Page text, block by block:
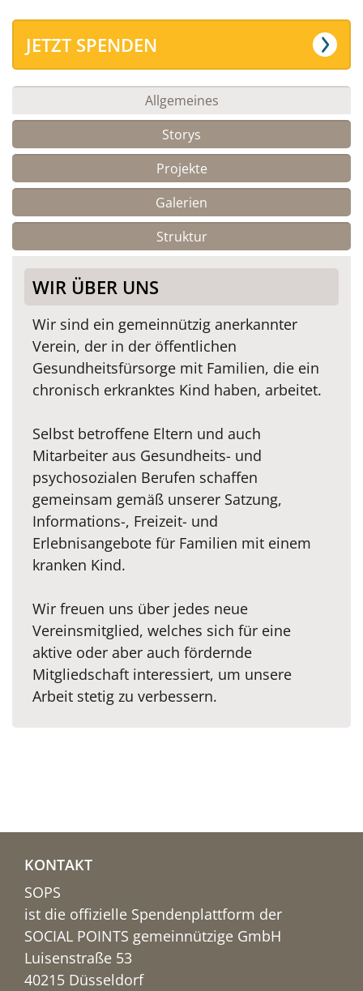
JETZT SPENDEN
Allgemeines
Storys
Projekte
Galerien
Struktur
WIR ÜBER UNS
Wir sind ein gemeinnützig anerkannter
Verein, der in der öffentlichen
Gesundheitsfürsorge mit Familien, die ein
chronisch erkranktes Kind haben, arbeitet.
Selbst betroffene Eltern und auch
Mitarbeiter aus Gesundheits- und
psychosozialen Berufen schaffen
gemeinsam gemäß unserer Satzung,
Informations-, Freizeit- und
Erlebnisangebote für Familien mit einem
kranken Kind.
Wir freuen uns über jedes neue
Vereinsmitglied, welches sich für eine
aktive oder aber auch fördernde
Mitgliedschaft interessiert, um unsere
Arbeit stetig zu verbessern.
KONTAKT
SOPS
ist die offizielle Spendenplattform der
SOCIAL POINTS gemeinnützige GmbH
Luisenstraße 53
40215 Düsseldorf